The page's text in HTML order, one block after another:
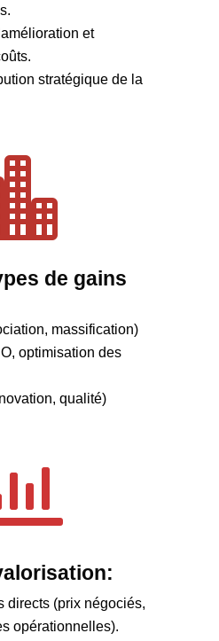
et
stratégique de la
de gains
massification)
optimisation des
qualité)
directs (prix négociés,
opérationnelles).